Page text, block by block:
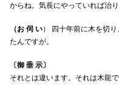
からね。気長にやっていれば治り
（お 伺 い） 四十年前に木を切
たんですが。
〔御 垂 示〕
それとは違います。それは木龍